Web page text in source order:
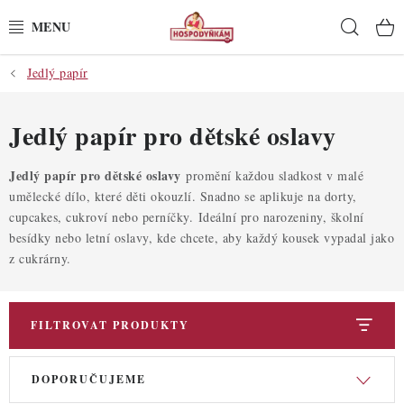
na
POTŘEBY
POMŮCKY
SUROVINY
DEKORACE
PRO OSLAVY
POCHUTINY
Jedlý papír
Jedlý papír pro dětské oslavy
Jedlý papír pro dětské oslavy promění každou sladkost v malé
umělecké dílo, které děti okouzlí. Snadno se aplikuje na dorty,
cupcakes, cukroví nebo perníčky. Ideální pro narozeniny, školní
besídky nebo letní oslavy, kde chcete, aby každý kousek vypadal jako
z cukrárny.
FILTROVAT PRODUKTY
V
Ř DOPORUČUJEME